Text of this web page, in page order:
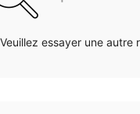
essayer une autre